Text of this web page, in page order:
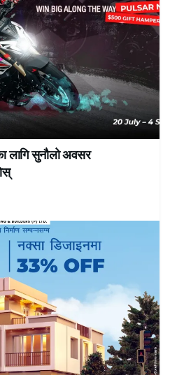
लागि सुनौलो अवसर